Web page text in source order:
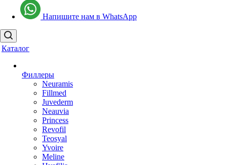
Напишите нам в WhatsApp
Каталог
Филлеры
Neuramis
Fillmed
Juvederm
Neauvia
Princess
Revofil
Teosyal
Yvoire
Meline